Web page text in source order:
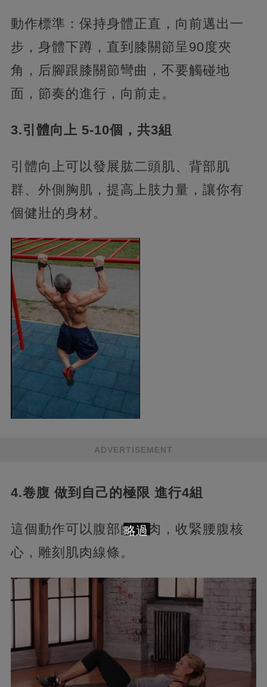
動作標準：保持身體正直，向前邁出一
步，身體下蹲，直到膝關節呈90度夾
角，后腳跟膝關節彎曲，不要觸碰地
面，節奏的進行，向前走。
3.引體向上 5-10個，共3組
引體向上可以發展肱二頭肌、背部肌
群、外側胸肌，提高上肢力量，讓你有
個健壯的身材。
ADVERTISEMENT
4.卷腹 做到自己的極限 進行4組
這個動作可以腹部的肌肉，收緊腰腹核
心，雕刻肌肉線條。
略過